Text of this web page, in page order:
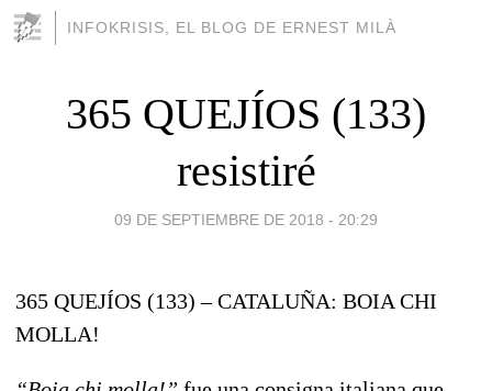
INFOKRISIS, EL BLOG DE ERNEST MILÀ
365 QUEJÍOS (133)
resistiré
09 DE SEPTIEMBRE DE 2018 - 20:29
365 QUEJÍOS (133) – CATALUÑA: BOIA CHI
MOLLA!